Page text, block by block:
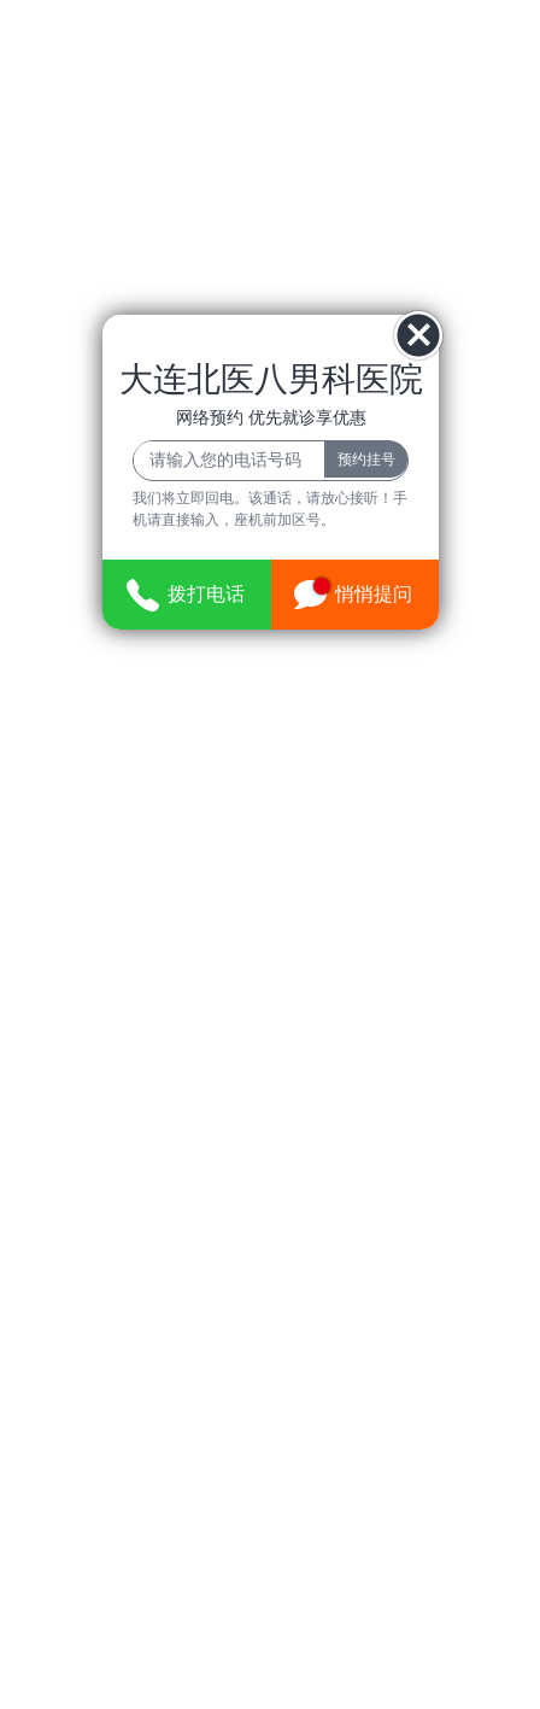
大连北医八男科医院
网络预约 优先就诊享优惠
我们将立即回电。该通话，请放心接听！手
机请直接输入，座机前加区号。
拨打电话 悄悄提问